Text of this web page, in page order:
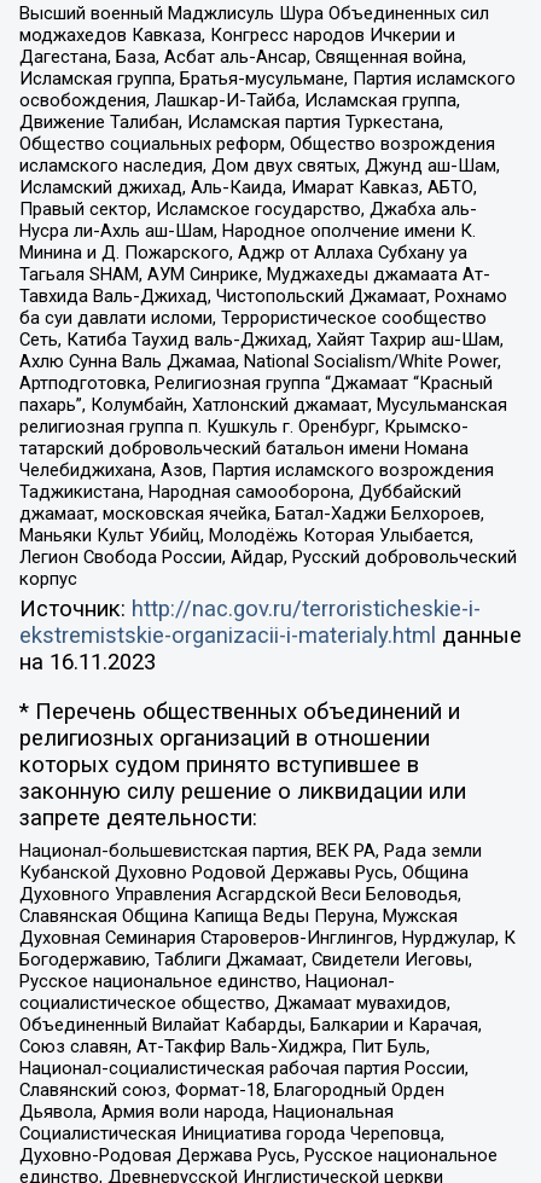
Высший военный Маджлисуль Шура Объединенных сил
моджахедов Кавказа, Конгресс народов Ичкерии и
Дагестана, База, Асбат аль-Ансар, Священная война,
Исламская группа, Братья-мусульмане, Партия исламского
освобождения, Лашкар-И-Тайба, Исламская группа,
Движение Талибан, Исламская партия Туркестана,
Общество социальных реформ, Общество возрождения
исламского наследия, Дом двух святых, Джунд аш-Шам,
Исламский джихад, Аль-Каида, Имарат Кавказ, АБТО,
Правый сектор, Исламское государство, Джабха аль-
Нусра ли-Ахль аш-Шам, Народное ополчение имени К.
Минина и Д. Пожарского, Аджр от Аллаха Субхану уа
Тагьаля SHAM, АУМ Синрике, Муджахеды джамаата Ат-
Тавхида Валь-Джихад, Чистопольский Джамаат, Рохнамо
ба суи давлати исломи, Террористическое сообщество
Сеть, Катиба Таухид валь-Джихад, Хайят Тахрир аш-Шам,
Ахлю Сунна Валь Джамаа, National Socialism/White Power,
Артподготовка, Религиозная группа “Джамаат “Красный
пахарь”, Колумбайн, Хатлонский джамаат, Мусульманская
религиозная группа п. Кушкуль г. Оренбург, Крымско-
татарский добровольческий батальон имени Номана
Челебиджихана, Азов, Партия исламского возрождения
Таджикистана, Народная самооборона, Дуббайский
джамаат, московская ячейка, Батал-Хаджи Белхороев,
Маньяки Культ Убийц, Молодёжь Которая Улыбается,
Легион Свобода России, Айдар, Русский добровольческий
корпус
Источник: http://nac.gov.ru/terroristicheskie-i-
ekstremistskie-organizacii-i-materialy.html данные
на 16.11.2023
* Перечень общественных объединений и
религиозных организаций в отношении
которых судом принято вступившее в
законную силу решение о ликвидации или
запрете деятельности:
Национал-большевистская партия, ВЕК РА, Рада земли
Кубанской Духовно Родовой Державы Русь, Община
Духовного Управления Асгардской Веси Беловодья,
Славянская Община Капища Веды Перуна, Мужская
Духовная Семинария Староверов-Инглингов, Нурджулар, К
Богодержавию, Таблиги Джамаат, Свидетели Иеговы,
Русское национальное единство, Национал-
социалистическое общество, Джамаат мувахидов,
Объединенный Вилайат Кабарды, Балкарии и Карачая,
Союз славян, Ат-Такфир Валь-Хиджра, Пит Буль,
Национал-социалистическая рабочая партия России,
Славянский союз, Формат-18, Благородный Орден
Дьявола, Армия воли народа, Национальная
Социалистическая Инициатива города Череповца,
Духовно-Родовая Держава Русь, Русское национальное
единство, Древнерусской Инглистической церкви